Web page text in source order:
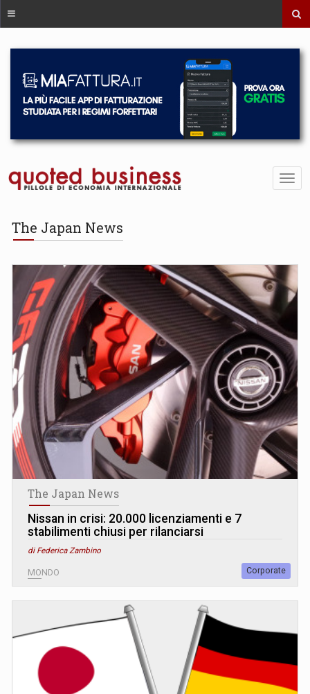
The Japan News
The Japan News
Nissan in crisi: 20.000 licenziamenti e 7
stabilimenti chiusi per rilanciarsi
di Federica Zambino
MONDO Corporate